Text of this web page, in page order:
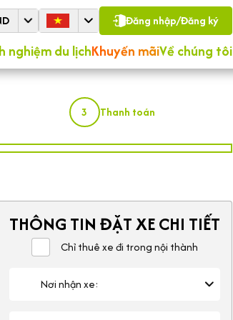
Đăng nhập/Đăng ký
nghiệm du lịchKhuyến mãiVề chúng tôi
3 Thanh toán
THÔNG TIN ĐẶT XE CHI TIẾT
Chỉ thuê xe đi trong nội thành
Nơi nhận xe: